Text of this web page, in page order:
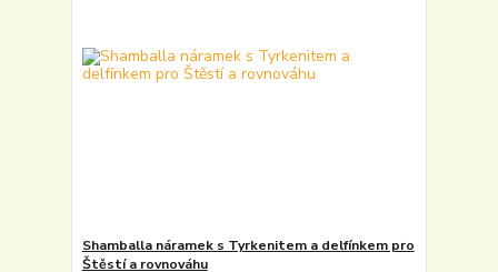
Shamballa náramek s Tyrkenitem a delfínkem pro
Štěstí a rovnováhu